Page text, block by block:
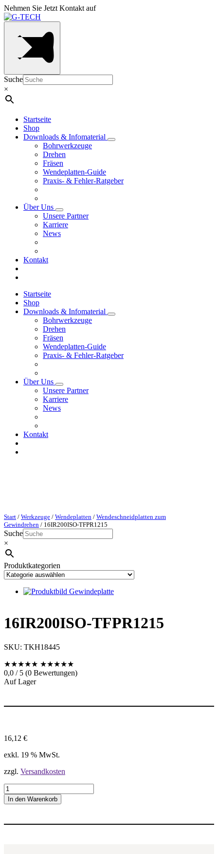
Nehmen Sie Jetzt Kontakt auf
Suche
×
Startseite
Shop
Downloads & Infomaterial
Bohrwerkzeuge
Drehen
Fräsen
Wendeplatten-Guide
Praxis- & Fehler-Ratgeber
Über Uns
Unsere Partner
Karriere
News
Kontakt
Startseite
Shop
Downloads & Infomaterial
Bohrwerkzeuge
Drehen
Fräsen
Wendeplatten-Guide
Praxis- & Fehler-Ratgeber
Über Uns
Unsere Partner
Karriere
News
Kontakt
Start / Werkzeuge / Wendeplatten / Wendeschneidplatten zum
Gewindrehen / 16IR200ISO-TFPR1215
Suche
×
Produktkategorien
16IR200ISO-TFPR1215
SKU: TKH18445
★★★★★ ★★★★★
0,0 / 5 (0 Bewertungen)
Auf Lager
16,12 €
exkl. 19 % MwSt.
zzgl. Versandkosten
1
6
I
2
In den Warenkorb